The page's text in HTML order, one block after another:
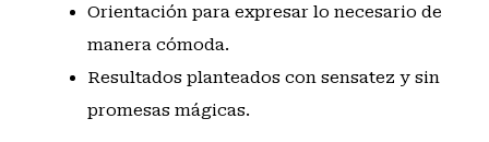
Orientación para expresar lo necesario de
manera cómoda.
Resultados planteados con sensatez y sin
promesas mágicas.